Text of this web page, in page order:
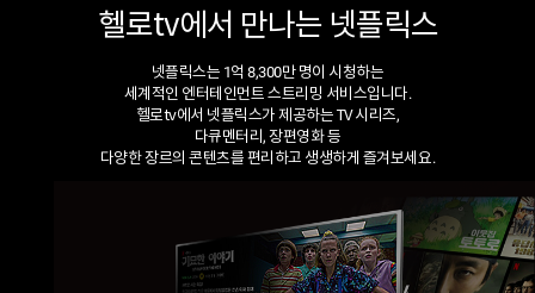
헬로tv에서 만나는 넷플릭스
넷플릭스는 1억 8,300만 명이 시청하는
세계적인 엔터테인먼트 스트리밍 서비스입니다.
헬로tv에서 넷플릭스가 제공하는 TV 시리즈,
다큐멘터리, 장편영화 등
다양한 장르의 콘텐츠를 편리하고 생생하게 즐겨보세요.